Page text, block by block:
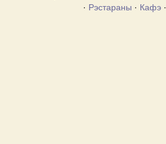
· Рэстараны · Кафэ·